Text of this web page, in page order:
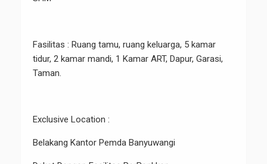
Fasilitas : Ruang tamu, ruang keluarga, 5 kamar
tidur, 2 kamar mandi, 1 Kamar ART, Dapur, Garasi,
Taman.
Exclusive Location :
Belakang Kantor Pemda Banyuwangi